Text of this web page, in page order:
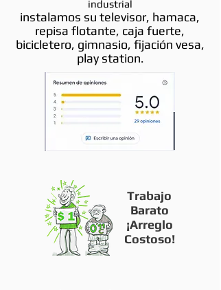
industrial
instalamos su televisor, hamaca,
repisa flotante, caja fuerte,
bicicletero, gimnasio, fijación vesa,
play station.
Trabajo
Barato
¡Arreglo
Costoso!